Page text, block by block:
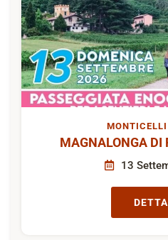
MAGNALONGA DI
13